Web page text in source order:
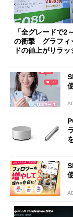
「全グレードで2
の衝撃 グラフィ
ドの値上がりラ